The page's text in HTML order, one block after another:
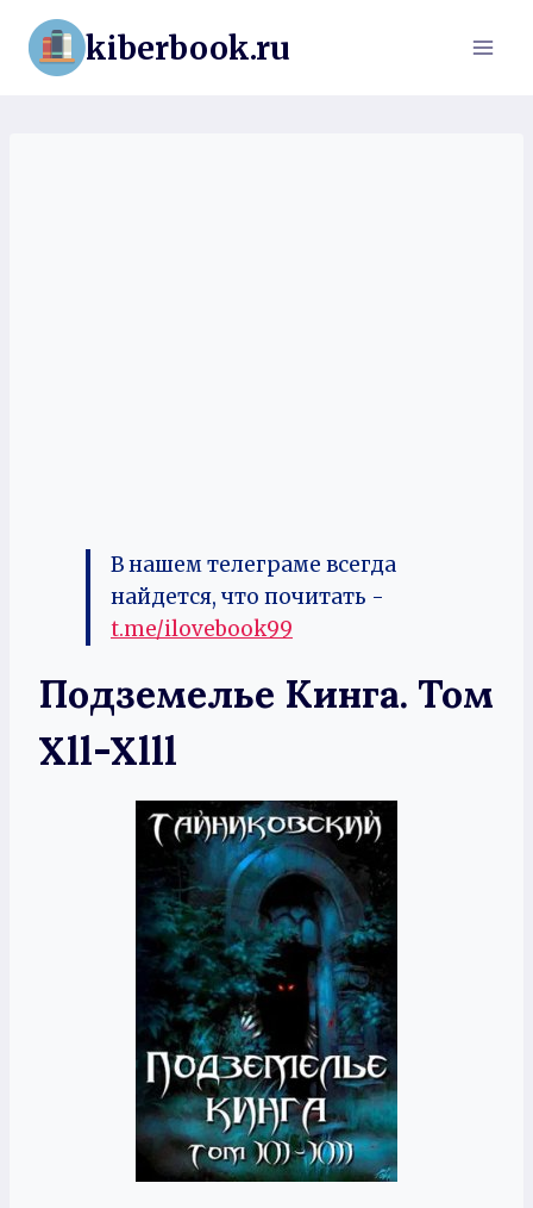
Перейти
содержимому
kiberbook.ru
В нашем телеграме всегда
найдется, что почитать -
t.me/ilovebook99
Подземелье Кинга. Том
Xll-Xlll